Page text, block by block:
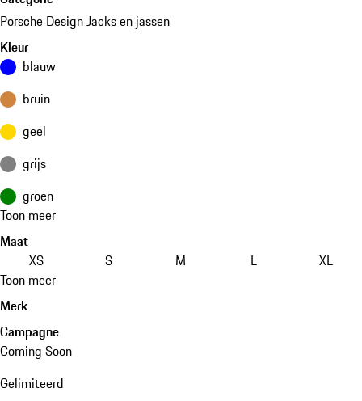
Porsche Design Jacks en jassen
Kleur
blauw
bruin
geel
grijs
groen
Toon meer
Maat
XS
S M L
XL
Toon meer
Merk
Campagne
Coming Soon
Gelimiteerd